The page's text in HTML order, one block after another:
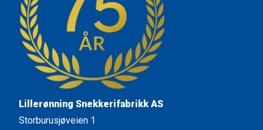
Lillerønning Snekkerifabrikk AS
Storburusjøveien 1